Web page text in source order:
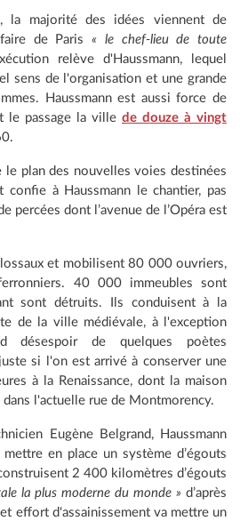
la majorité des idées viennent de
de Paris« le chef-lieu de toute
relève d'Haussmann, lequel
sens de l'organisation et une grande
Haussmann est aussi force de
le passage la ville de douze à vingt
le plan des nouvelles voies destinées
à Haussmann le chantier, pas
percées dont l’avenue de l’Opéra est
et mobilisent 80 000 ouvriers,
40 000 immeubles sont
sont détruits. Ils conduisent à la
de la ville médiévale, à l'exception
désespoir de quelques poètes
si l'on est arrivé à conserver une
à la Renaissance, dont la maison
dans l'actuelle rue de Montmorency.
Eugène Belgrand, Haussmann
en place un système d’égouts
2 400 kilomètres d’égouts
la plus moderne du monde » d’après
effort d'assainissement va mettre un